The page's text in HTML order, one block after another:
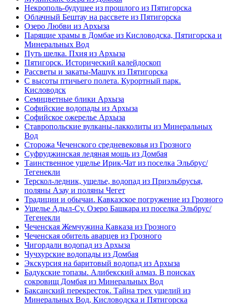
Некрополь-будущее из прошлого из Пятигорска
Облачный Бештау на рассвете из Пятигорска
Озеро Любви из Архыза
Парящие храмы в Домбае из Кисловодска, Пятигорска и
Минеральных Вод
Путь шелка. Пхия из Архыза
Пятигорск. Исторический калейдоскоп
Рассветы и закаты-Машук из Пятигорска
С высоты птичьего полета. Курортный парк.
Кисловодск
Семицветные блики Архыза
Софийские водопады из Архыза
Софийское ожерелье Архыза
Ставропольские вулканы-лакколиты из Минеральных
Вод
Сторожа Чеченского средневековья из Грозного
Суфруджинская ледяная мощь из Домбая
Таинственное ущелье Ирик-Чат из поселка Эльбрус/
Тегенекли
Терскол-ледник, ущелье, водопад из Приэльбрусья,
поляны Азау и поляны Чегет
Традиции и обычаи. Кавказское погружение из Грозного
Ущелье Адыл-Су. Озеро Башкара из поселка Эльбрус/
Тегенекли
Чеченская Жемчужина Кавказа из Грозного
Чеченская обитель аварцев из Грозного
Чигордали водопад из Архыза
Чучхурские водопады из Домбая
Экскурсия на баритовый водопад из Архыза
Бадукские топазы. Алибекский алмаз. В поисках
сокровищ Домбая из Минеральных Вод
Баксанский перекресток. Тайна трех ущелий из
Минеральных Вод, Кисловодска и Пятигорска